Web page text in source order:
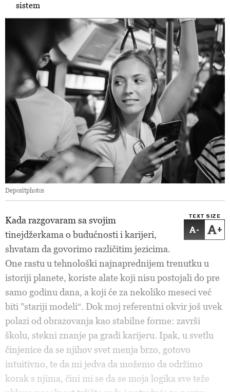
sistem
Depositphotos
TEXT SIZE
- +
Kada razgovaram sa svojim
tinejdžerkama o budućnosti i karijeri,
shvatam da govorimo različitim jezicima.
One rastu u tehnološki najnaprednijem trenutku u
istoriji planete, koriste alate koji nisu postojali do pre
samo godinu dana, a koji će za nekoliko meseci već
biti "stariji modeli“. Dok moj referentni okvir još uvek
polazi od obrazovanja kao stabilne forme: završi
školu, stekni znanje pa gradi karijeru. Ipak, u svetlu
činjenice da se njihov svet menja brzo, gotovo
intuitivno, te da mi jedva da možemo da održimo
korak s njima, čini mi se da se moja logika sve teže